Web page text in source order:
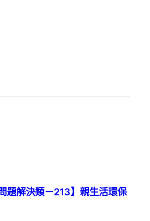
題解決類－213】親生活環保